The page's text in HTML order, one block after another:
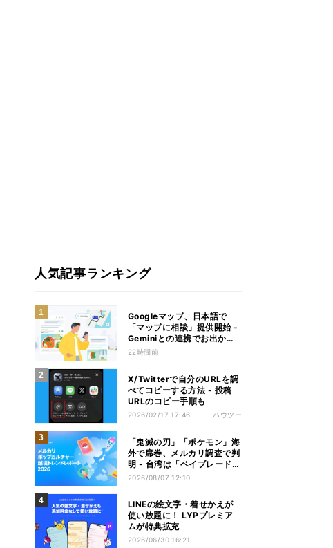
人気記事ランキング
Googleマップ、日本語で
「マップに相談」提供開始 -
Geminiとの連携でお出かけ
計画をサポート
22時間前
X/Twitterで自分のURLを調
べてコピーする方法 - 投稿
URLのコピー手順も
2026/02/17 17:46 ハウツー
「鬼滅の刃」「ポケモン」海
外で席巻、メルカリ調査で判
明 - 台湾は「ベイブレード」
が首位
2026/08/07 12:10
LINEの絵文字・着せかえが
使い放題に！ LYPプレミア
ムが特典拡充
2026/06/30 16:21